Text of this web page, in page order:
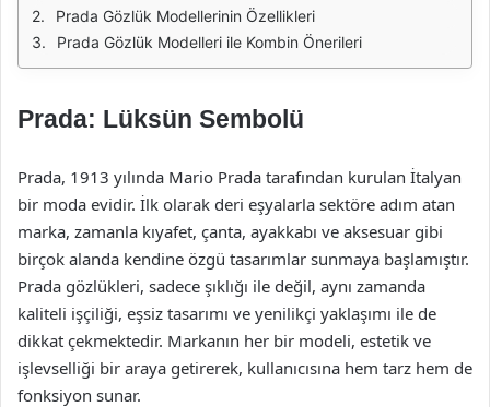
Prada Gözlük Modellerinin Özellikleri
Prada Gözlük Modelleri ile Kombin Önerileri
Prada: Lüksün Sembolü
Prada, 1913 yılında Mario Prada tarafından kurulan İtalyan
bir moda evidir. İlk olarak deri eşyalarla sektöre adım atan
marka, zamanla kıyafet, çanta, ayakkabı ve aksesuar gibi
birçok alanda kendine özgü tasarımlar sunmaya başlamıştır.
Prada gözlükleri, sadece şıklığı ile değil, aynı zamanda
kaliteli işçiliği, eşsiz tasarımı ve yenilikçi yaklaşımı ile de
dikkat çekmektedir. Markanın her bir modeli, estetik ve
işlevselliği bir araya getirerek, kullanıcısına hem tarz hem de
fonksiyon sunar.